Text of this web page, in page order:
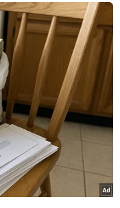
Tây Ninh, vào
biển số 52C-
số 51R-323.49
1/3/1984, trú tại
Bình Định
từ Thành phố
Ninh.
xe con